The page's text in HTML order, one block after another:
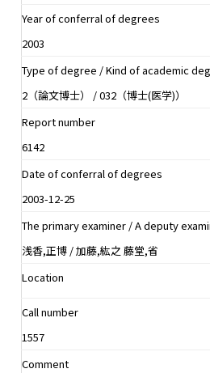
Year of conferral of degrees
2003
Type of degree / Kind of academic
2（論文博士） / 032（博士(医学)）
Report number
6142
Date of conferral of degrees
2003-12-25
The primary examiner / A deputy
浅香,正博 / 加藤,紘之 藤堂,省
Location
Call number
1557
Comment